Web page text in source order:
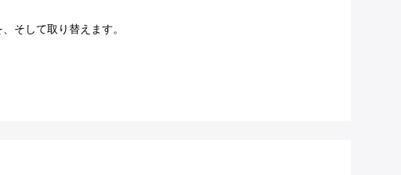
そして取り替えます。